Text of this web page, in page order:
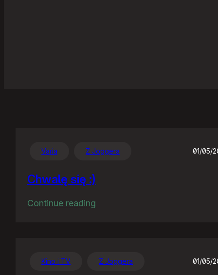
Varia Z Joggera 01/05/
Chwalę się :)
Continue reading
Kino i TV Z Joggera 01/05/